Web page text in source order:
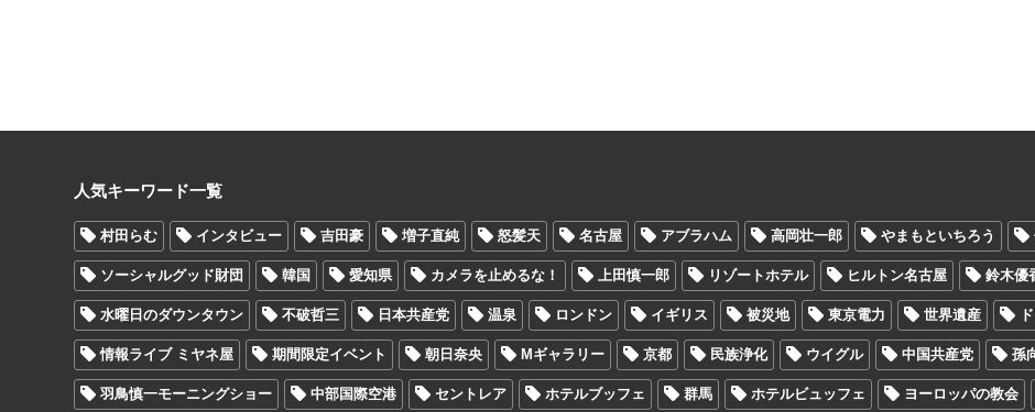
人気キーワード一覧
村田らむ インタビュー 吉田豪 増子直純 怒髪天 名古屋 アブラハム 高岡壮一郎 やまもといちろう
ソーシャルグッド財団 韓国 愛知県 カメラを止めるな！ 上田慎一郎 リゾートホテル ヒルトン名古屋 鈴木優
水曜日のダウンタウン 不破哲三 日本共産党 温泉 ロンドン イギリス 被災地 東京電力 世界遺産
情報ライブ ミヤネ屋 期間限定イベント 朝日奈央 Mギャラリー 京都 民族浄化 ウイグル 中国共産党 孫
羽鳥慎一モーニングショー 中部国際空港 セントレア ホテルブッフェ 群馬 ホテルビュッフェ ヨーロッパの教会